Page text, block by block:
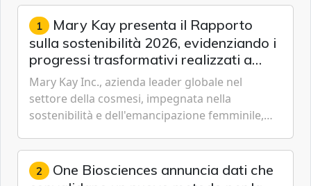
1 Mary Kay presenta il Rapporto
sulla sostenibilità 2026, evidenziando i
progressi trasformativi realizzati a
livello globale nelle sfere sociale,
economica e ambientale
Mary Kay Inc., azienda leader globale nel
settore della cosmesi, impegnata nella
sostenibilità e dell'emancipazione femminile,
sostenibilità 2026, una panora...
2 One Biosciences annuncia dati che